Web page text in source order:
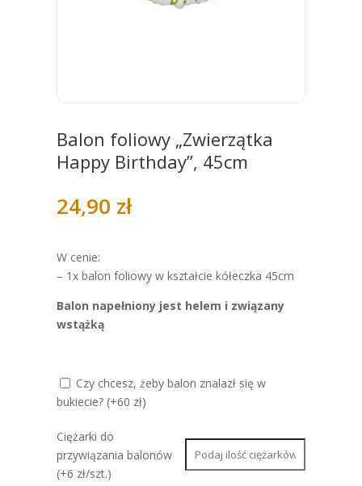
Balon foliowy „Zwierzątka
Happy Birthday”, 45cm
24,90 zł
W cenie:
– 1x balon foliowy w kształcie kółeczka 45cm
Balon napełniony jest helem i związany
wstążką
Czy chcesz, żeby balon znalazł się w
bukiecie? (+60 zł)
Ciężarki do
przywiązania balonów
(+6 zł/szt.)